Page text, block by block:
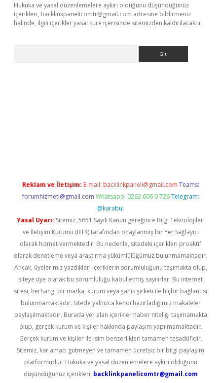
Hukuka ve yasal düzenlemelere aykırı olduğunu düşündüğünüz
içerikleri, backlinkpanelicomtr@gmail.com adresine bildirmeniz
halinde, ilgili içerikler yasal süre içerisinde sitemizden kaldırılacaktır.
Reklam ve İletişim: E-mail: backlinkpaneli@gmail.com Teams:
forumhizmeti@gmail.com Whatsapp: 0262 606 0 726 Telegram:
@karabul
Yasal Uyarı: Sitemiz, 5651 Sayılı Kanun gereğince Bilgi Teknolojileri
ve İletişim Kurumu (BTK) tarafından onaylanmış bir Yer Sağlayıcı
olarak hizmet vermektedir. Bu nedenle, sitedeki içerikleri proaktif
olarak denetleme veya araştırma yükümlülüğümüz bulunmamaktadır.
Ancak, üyelerimiz yazdıkları içeriklerin sorumluluğunu taşımakta olup,
siteye üye olarak bu sorumluluğu kabul etmiş sayılırlar. Bu internet
sitesi, herhangi bir marka, kurum veya şahıs şirketi ile hiçbir bağlantısı
bulunmamaktadır. Sitede yalnızca kendi hazırladığımız makaleler
paylaşılmaktadır. Burada yer alan içerikler haber niteliği taşımamakta
olup, gerçek kurum ve kişiler hakkında paylaşım yapılmamaktadır.
Gerçek kurum ve kişiler ile isim benzerlikleri tamamen tesadüfidir.
Sitemiz, kar amacı gütmeyen ve tamamen ücretsiz bir bilgi paylaşım
platformudur. Hukuka ve yasal düzenlemelere aykırı olduğunu
düşündüğünüz içerikleri, backlinkpanelicomtr@gmail.com